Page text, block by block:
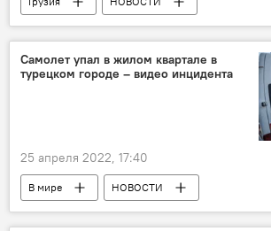
ПРОИСШЕСТВИЯ
МВД Грузии
Самолет упал в жилом квартале в
турецком городе – видео инцидента
25 апреля 2022, 17:40
В мире
НОВОСТИ
ПРОИСШЕСТВИЯ
Турция